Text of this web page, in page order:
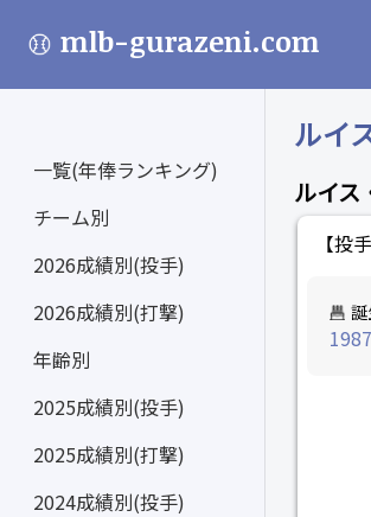
mlb-gurazeni.com
一覧(年俸ランキング)
チーム別
2026成績別(投手)
2026成績別(打撃)
年齢別
2025成績別(投手)
2025成績別(打撃)
2024成績別(投手)
ルイ
ルイス
【投